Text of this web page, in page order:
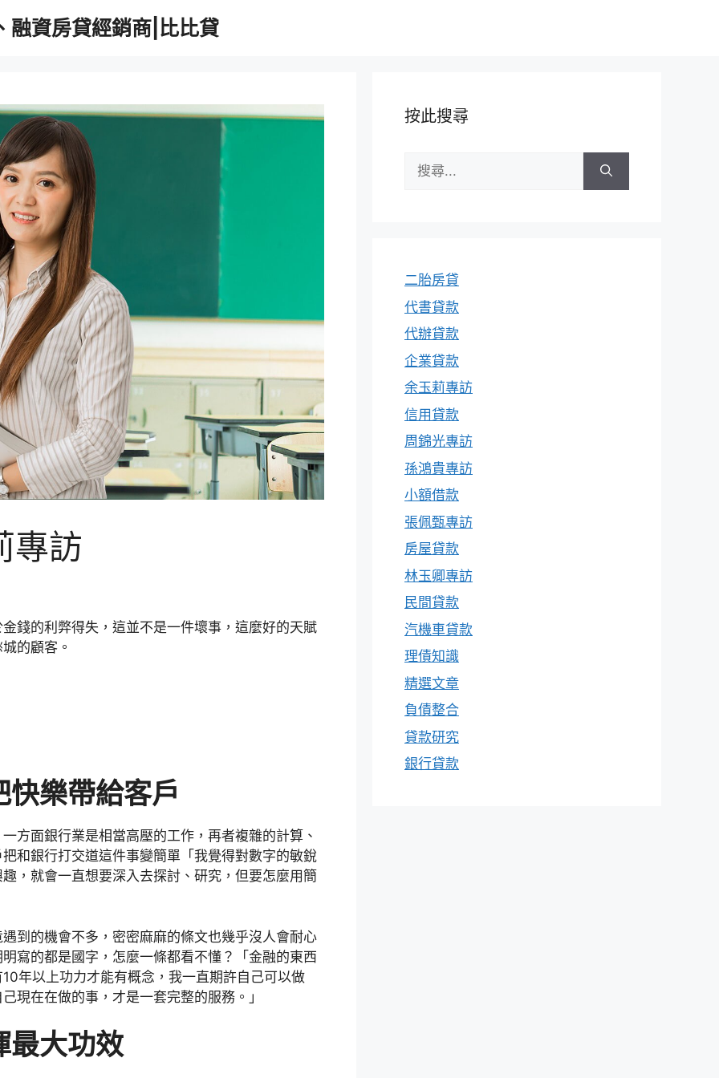
融資房貸經銷商|比比貸
專訪
錢的利弊得失，這並不是一件壞事，這麼好的天賦
的顧客。
樂帶給客戶
方面銀行業是相當高壓的工作，再者複雜的計算、
和銀行打交道這件事變簡單「我覺得對數字的敏銳
，就會一直想要深入去探討、研究，但要怎麼用簡
到的機會不多，密密麻麻的條文也幾乎沒人會耐心
寫的都是國字，怎麼一條都看不懂？「金融的東西
年以上功力才能有概念，我一直期許自己可以做
現在在做的事，才是一套完整的服務。」
最大功效
按此搜尋
尋:
二胎房貸
代書貸款
代辦貸款
企業貸款
余玉莉專訪
信用貸款
周錦光專訪
孫鴻貴專訪
小額借款
張佩甄專訪
房屋貸款
林玉卿專訪
民間貸款
汽機車貸款
理債知識
精選文章
負債整合
貸款研究
銀行貸款